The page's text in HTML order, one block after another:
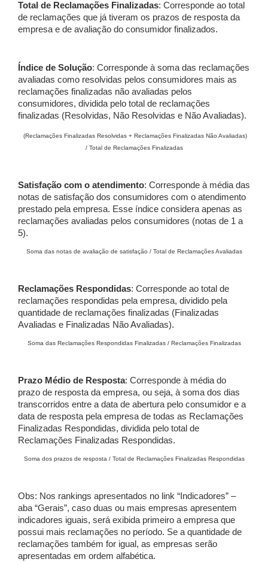
Total de Reclamações Finalizadas: Corresponde ao total
de reclamações que já tiveram os prazos de resposta da
empresa e de avaliação do consumidor finalizados.
Índice de Solução: Corresponde à soma das reclamações
avaliadas como resolvidas pelos consumidores mais as
reclamações finalizadas não avaliadas pelos
consumidores, dividida pelo total de reclamações
finalizadas (Resolvidas, Não Resolvidas e Não Avaliadas).
(Reclamações Finalizadas Resolvidas + Reclamações Finalizadas Não Avaliadas)
/ Total de Reclamações Finalizadas
Satisfação com o atendimento: Corresponde à média das
notas de satisfação dos consumidores com o atendimento
prestado pela empresa. Esse índice considera apenas as
reclamações avaliadas pelos consumidores (notas de 1 a
5).
Soma das notas de avaliação de satisfação / Total de Reclamações Avaliadas
Reclamações Respondidas: Corresponde ao total de
reclamações respondidas pela empresa, dividido pela
quantidade de reclamações finalizadas (Finalizadas
Avaliadas e Finalizadas Não Avaliadas).
Soma das Reclamações Respondidas Finalizadas / Reclamações Finalizadas
Prazo Médio de Resposta: Corresponde à média do
prazo de resposta da empresa, ou seja, à soma dos dias
transcorridos entre a data de abertura pelo consumidor e a
data de resposta pela empresa de todas as Reclamações
Finalizadas Respondidas, dividida pelo total de
Reclamações Finalizadas Respondidas.
Soma dos prazos de resposta / Total de Reclamações Finalizadas Respondidas
Obs: Nos rankings apresentados no link “Indicadores” –
aba “Gerais”, caso duas ou mais empresas apresentem
indicadores iguais, será exibida primeiro a empresa que
possui mais reclamações no período. Se a quantidade de
reclamações também for igual, as empresas serão
apresentadas em ordem alfabética.